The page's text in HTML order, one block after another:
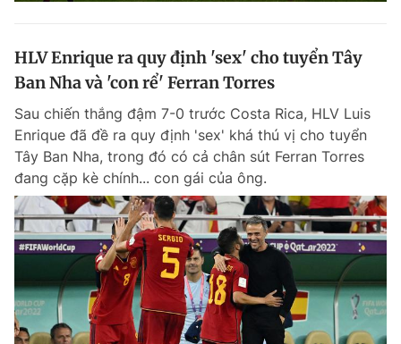
HLV Enrique ra quy định 'sex' cho tuyển Tây
Ban Nha và 'con rể' Ferran Torres
Sau chiến thắng đậm 7-0 trước Costa Rica, HLV Luis
Enrique đã đề ra quy định 'sex' khá thú vị cho tuyển
Tây Ban Nha, trong đó có cả chân sút Ferran Torres
đang cặp kè chính... con gái của ông.